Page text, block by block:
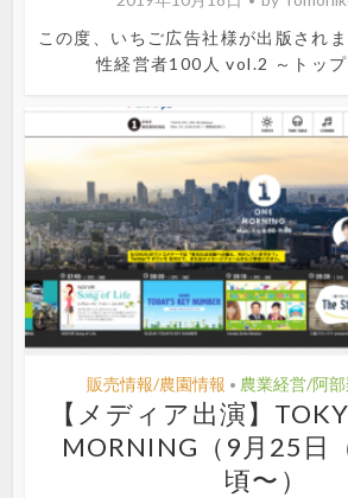
この度、いちご広告社様が出版され
性経営者100人 vol.2 ～トッ
販売情報/農園情報 • 農業経営/阿
【メディア出演】
MORNING（9月25日
頃〜）